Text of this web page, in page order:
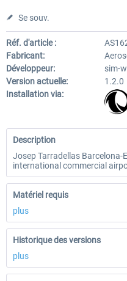
Se souv.
Réf. d'article :
Fabricant:
Développeur:
sim-
Version actuelle:
1.2.0
Installation via:
Description
Josep Tarradellas Barcelona-
international commercial
Matériel requis
plus
Historique des versions
plus